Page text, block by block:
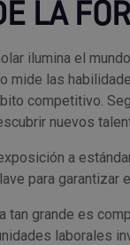
LA
ilumina el
mide las
competitivo.
nuevos
a
para
tan grande es
laborales